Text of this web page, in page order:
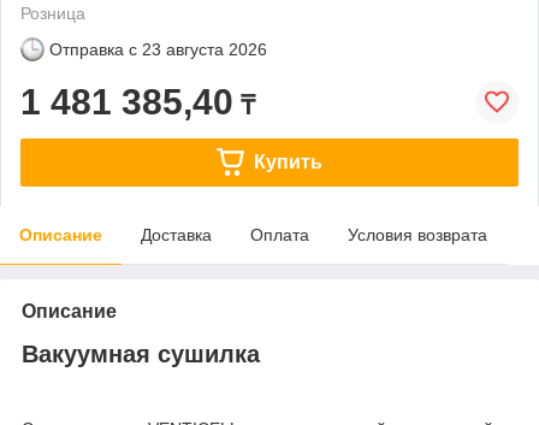
Розница
Отправка с 23 августа 2026
1 481 385,40 ₸
Купить
Описание Доставка Оплата Условия возврата
Описание
Вакуумная сушилка